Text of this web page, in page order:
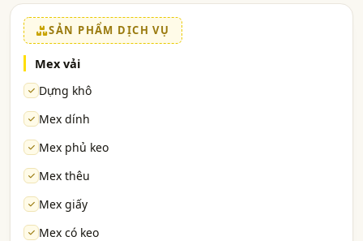
SẢN PHẨM DỊCH VỤ
Mex vải
Dựng khô
Mex dính
Mex phủ keo
Mex thêu
Mex giấy
Mex có keo